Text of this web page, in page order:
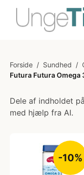
Forside / Sundhed /
Futura Futura Omega
Dele af indholdet
med hjælp fra AI.
-10%